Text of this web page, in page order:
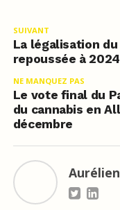
SUIVANT
La légalisation
repoussée à 2024
NE MANQUEZ PAS
Le vote final du
du cannabis en
décembre